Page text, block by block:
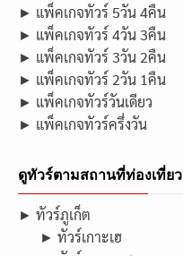
► แพ็คเกจทัวร์ 5วัน 4คืน
► แพ็คเกจทัวร์ 4วัน 3คืน
► แพ็คเกจทัวร์ 3วัน 2คืน
► แพ็คเกจทัวร์ 2วัน 1คืน
► แพ็คเกจทัวร์วันเดียว
► แพ็คเกจทัวร์ครึ่งวัน
ดูทัวร์ตามสถานที่ท่องเที่ยว
► ทัวร์ภูเก็ต
► ทัวร์เกาะเฮ